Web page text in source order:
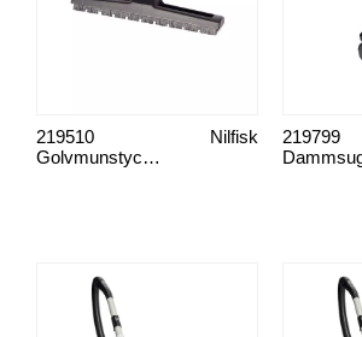
Golvmunstycke, borst 300 mm
Nilfisk
219510 219799